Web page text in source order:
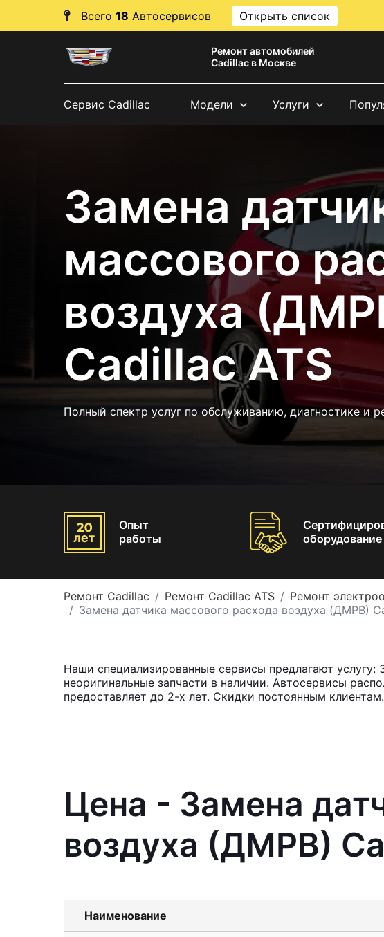
Всего 18 Автосервисов Открыть список
Ремонт автомобилей
Cadillac в Москве
Сервис Cadillac Модели Услуги
Замена
массового
воздуха
Cadillac ATS
Полный спектр услуг по обслуживанию, диагностике и
Опыт
работы
оборудование
Ремонт Cadillac Ремонт Cadillac ATS
Ремонт
Замена датчика массового расхода воздуха (ДМРВ)
Наши специализированные сервисы предлагают
неоригинальные запчасти в наличии. Автосервисы
предоставляет до 2-х лет. Скидки постоянным
Цена - Замена
воздуха (ДМРВ)
Наименование